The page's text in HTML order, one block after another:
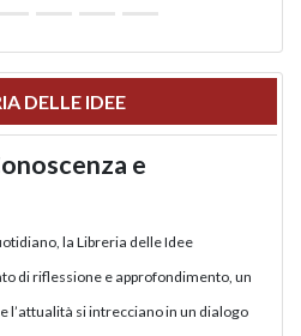
DELLE IDEE
e
la Libreria delle Idee
di riflessione e approfondimento, un
l’attualità si intrecciano in un dialogo